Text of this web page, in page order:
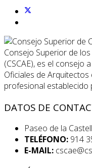
Consejo Superior de
(CSCAE), es el consejo
Oficiales de Arquitectos
profesional establecido
DATOS DE
Paseo de la
TELÉFONO: 914
E-MAIL: